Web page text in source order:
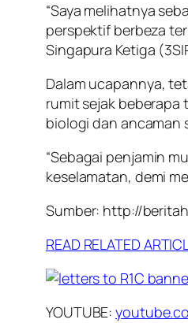
“Saya melihatnya
perspektif berbeza
Singapura Ketiga
Dalam ucapannya,
rumit sejak beberapa
biologi dan ancaman
“Sebagai penjamin
keselamatan, demi
Sumber: http://
READ RELATED
YOUTUBE: